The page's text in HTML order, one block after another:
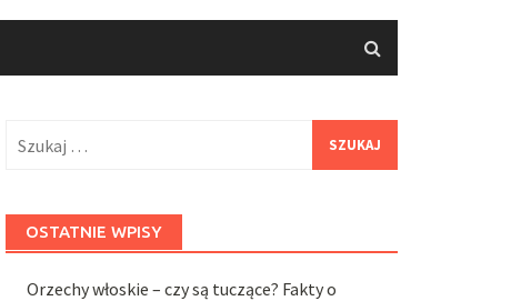
OSTATNIE WPISY
Orzechy włoskie – czy są tuczące? Fakty o